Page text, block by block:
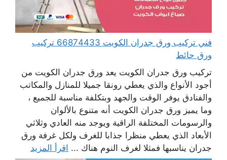
فني تركيب ورق جدران الكويت 66874433 تركيب
ورق حائط
تركيب ورق جدران الكويت يعد ورق جدران الكويت من
أجود الأنواع والذي يعطي رونقا جميلا للمنازل والمكاتب
والفنادق يوفر الوقت والجهد وبتكلفة مناسبة للجميع ،
وما يميز ورق جدران الكويت أنه متنوع بالألوان
والرسومات المختلفة الراقية ويوجد منه العادي وثلاثي
الأبعاد الذي يعطي منظرا جذابا للغرف ولكل غرفة ورق
جدران يناسبها فمثلا لغرف النوم هناك ... اقرأ المزيد